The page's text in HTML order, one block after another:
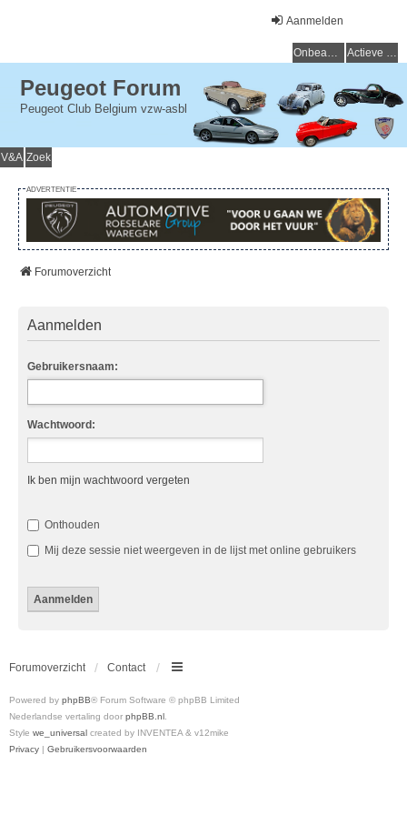
Aanmelden
Onbeantwoorde onderwerpen Actieve onderwerpen
Peugeot Forum
Peugeot Club Belgium vzw-asbl
V&A Zoek
ADVERTENTIE
Forumoverzicht
Aanmelden
Gebruikersnaam:
Wachtwoord:
Ik ben mijn wachtwoord vergeten
Onthouden
Mij deze sessie niet weergeven in de lijst met online gebruikers
Forumoverzicht Contact
Powered by phpBB® Forum Software © phpBB Limited
Nederlandse vertaling door phpBB.nl.
Style we_universal created by INVENTEA & v12mike
Privacy | Gebruikersvoorwaarden